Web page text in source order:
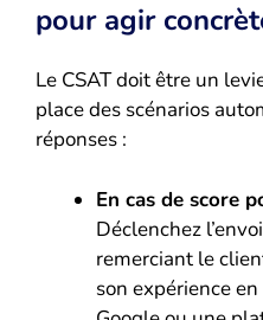
pour agir
Le CSAT doit être un
place des scénarios
réponses :
En cas de score
Déclenchez
remerciant le
son expérience